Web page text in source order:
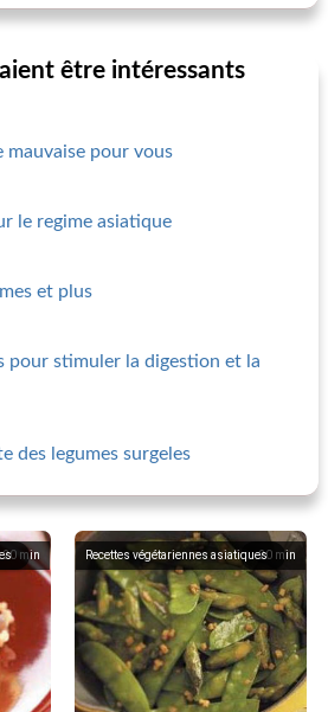
être intéressants
mauvaise pour vous
le regime asiatique
et plus
pour stimuler la digestion et la
des legumes surgeles
20 min 20 min
Recettes végétariennes asiatiques